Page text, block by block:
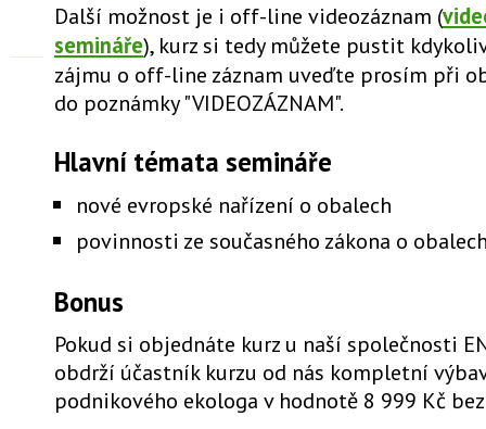
Další možnost je i off-line videozáznam (
semináře), kurz si tedy můžete pustit
zájmu o off-line záznam uveďte prosím při
do poznámky "VIDEOZÁZNAM".
Hlavní témata semináře
nové evropské nařízení o obalech
povinnosti ze současného zákona o
Bonus
Pokud si objednáte kurz u naší společnosti
obdrží účastník kurzu od nás kompletní
podnikového ekologa v hodnotě 8 999 Kč